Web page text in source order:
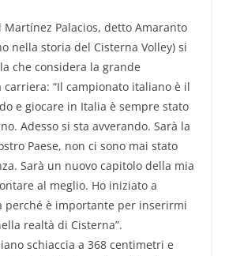
Martínez Palacios, detto Amaranto
nella storia del Cisterna Volley) si
che considera la grande
“Il campionato italiano è il
e giocare in Italia è sempre stato
Adesso si sta avverando. Sarà la
Paese, non ci sono mai stato
Sarà un nuovo capitolo della mia
al meglio. Ho iniziato a
perché è importante per inserirmi
realtà di Cisterna”.
schiaccia a 368 centimetri e